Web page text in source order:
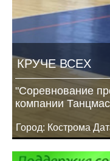
КРУЧЕ ВСЕХ
"Соревнование
компании
Город: Кострома